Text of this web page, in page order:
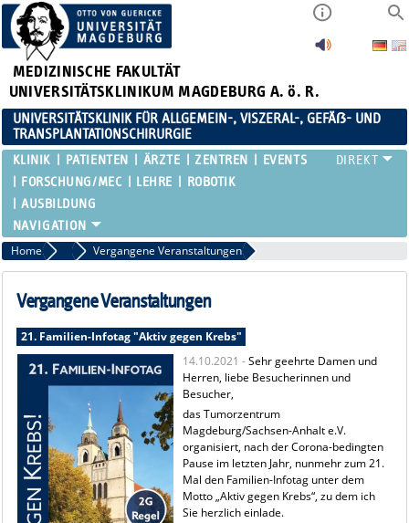
MEDIZINISCHE FAKULTÄT
UNIVERSITÄTSKLINIKUM MAGDEBURG A. ö. R.
UNIVERSITÄTSKLINIK FÜR ALLGEMEIN-, VISZERAL-, GEFÄẞ- UND
TRANSPLANTATIONSCHIRURGIE
KLINIK PATIENTEN ÄRZTE ZENTREN
EVENTS
FORSCHUNG/MEC
LEHRE
ROBOTIK
AUSBILDUNG
Home EventsVergangene Veranstaltungen
Vergangene Veranstaltungen
21. Familien-Infotag "Aktiv gegen Krebs"
14.10.2021 -Sehr geehrte Damen und
Herren, liebe Besucherinnen und
Besucher,
das Tumorzentrum
Magdeburg/Sachsen-Anhalt e.V.
organisiert, nach der Corona-bedingten
Pause im letzten Jahr, nunmehr zum 21.
Mal den Familien-Infotag unter dem
Motto „Aktiv gegen Krebs“, zu dem ich
Sie herzlich einlade.